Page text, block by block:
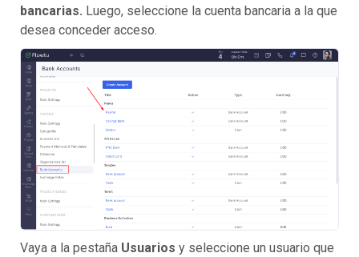
bancarias. Luego, seleccione la cuenta bancaria a la que
desea conceder acceso.
Vaya a la pestaña Usuarios y seleccione un usuario que